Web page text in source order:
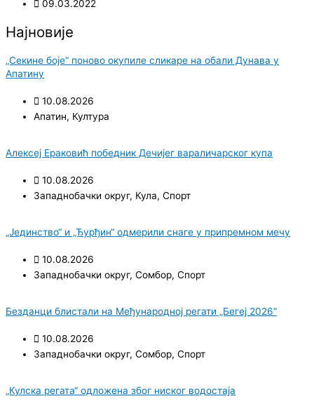
09.03.2022
Најновије
„Секине боје“ поново окупиле сликаре на обали Дунава у
Апатину
10.08.2026
Апатин, Култура
Алексеј Ераковић победник Дечијег вараличарског купа
10.08.2026
Западнобачки округ, Кула, Спорт
„Јединство“ и „Ђурђин“ одмерили снаге у припремном мечу
10.08.2026
Западнобачки округ, Сомбор, Спорт
Безданци блистали на Међународној регати „Бегеј 2026“
10.08.2026
Западнобачки округ, Сомбор, Спорт
„Кулска регата“ одложена због ниског водостаја